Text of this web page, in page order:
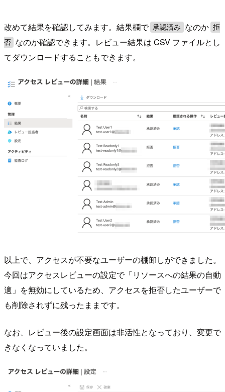
改めて結果を確認してみます。結果欄で 承認済み なのか 拒
否 なのか確認できます。レビュー結果は CSV ファイルとし
てダウンロードすることもできます。
以上で、アクセスが不要なユーザーの棚卸しができました。
今回はアクセスレビューの設定で「リソースへの結果の自動
適」を無効にしているため、アクセスを拒否したユーザーで
も削除されずに残ったままです。
なお、レビュー後の設定画面は非活性となっており、変更で
きなくなっていました。